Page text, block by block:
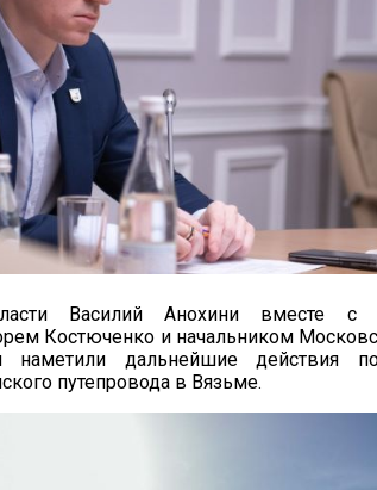
Василий Анохини вместе с
Костюченко и начальником
наметили дальнейшие действия
путепровода в Вязьме.